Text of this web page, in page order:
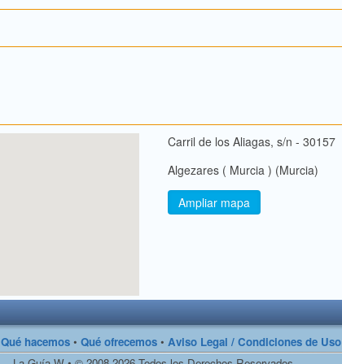
Carril de los Aliagas, s/n - 30157
Algezares ( Murcia ) (Murcia)
Ampliar mapa
Qué hacemos • Qué ofrecemos • Aviso Legal / Condiciones de Uso